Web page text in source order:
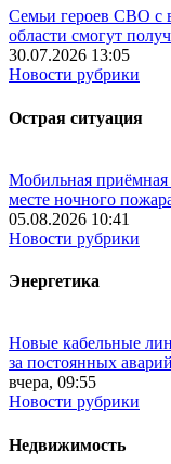
Семьи героев СВО с
области смогут
30.07.2026 13:05
Новости рубрики
Острая ситуация
Мобильная
месте ночного
05.08.2026 10:41
Новости рубрики
Энергетика
Новые кабельные
за постоянных аварий
вчера, 09:55
Новости рубрики
Недвижимость